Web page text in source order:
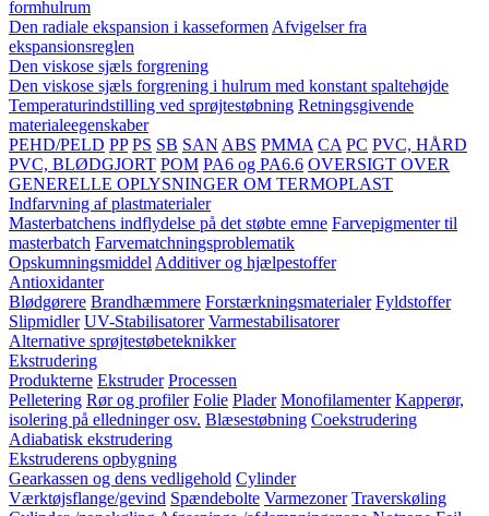
formhulrum
Den radiale ekspansion i kasseformen Afvigelser fra
ekspansionsreglen
Den viskose sjæls forgrening
Den viskose sjæls forgrening i hulrum med konstant spaltehøjde
Temperaturindstilling ved sprøjtestøbning Retningsgivende
materialeegenskaber
PEHD/PELD PP PS SB SAN ABS PMMA CA PC PVC, HÅRD
PVC, BLØDGJORT POM PA6 og PA6.6 OVERSIGT OVER
GENERELLE OPLYSNINGER OM TERMOPLAST
Indfarvning af plastmaterialer
Masterbatchens indflydelse på det støbte emne Farvepigmenter til
masterbatch Farvematchningsproblematik
Opskumningsmiddel Additiver og hjælpestoffer
Antioxidanter
Blødgørere Brandhæmmere Forstærkningsmaterialer Fyldstoffer
Slipmidler UV-Stabilisatorer Varmestabilisatorer
Alternative sprøjtestøbeteknikker
Ekstrudering
Produkterne Ekstruder Processen
Pelletering Rør og profiler Folie Plader Monofilamenter Kapperør,
isolering på elledninger osv. Blæsestøbning Coekstrudering
Adiabatisk ekstrudering
Ekstruderens opbygning
Gearkassen og dens vedligehold Cylinder
Værktøjsflange/gevind Spændebolte Varmezoner Traverskøling